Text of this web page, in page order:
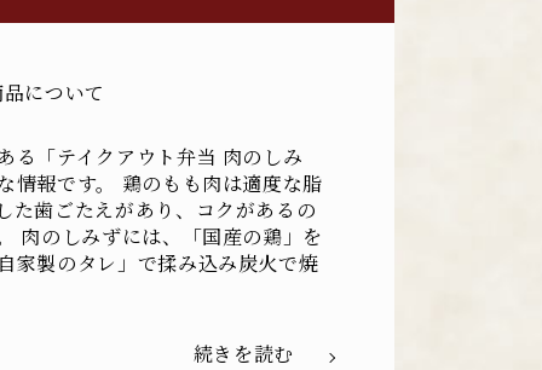
について
る「テイクアウト弁当 肉のしみ
情報です。 鶏のもも肉は適度な脂
た歯ごたえがあり、コクがあるの
肉のしみずには、「国産の鶏」を
家製のタレ」で揉み込み炭火で焼
続きを読む